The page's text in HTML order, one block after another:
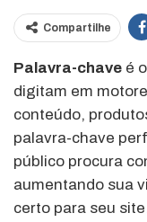
Compartilhe
Palavra-chave é
digitam em
conteúdo,
palavra-chave
público procura
aumentando sua
certo para seu